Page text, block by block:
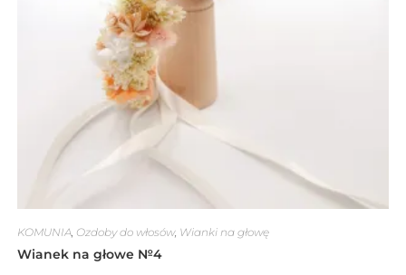
KOMUNIA, Ozdoby do włosów, Wianki na głowę
Wianek na głowe №4